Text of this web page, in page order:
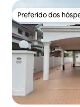
Preferido dos
Preferido dos